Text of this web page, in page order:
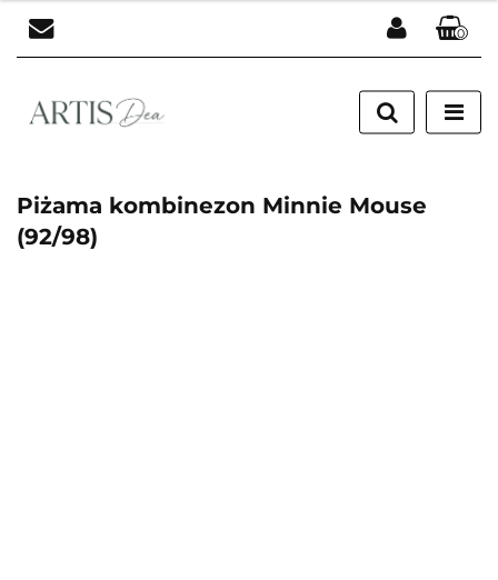
Zaloguj się
Zarejestruj się
0
Piżama kombinezon Minnie Mouse
(92/98)